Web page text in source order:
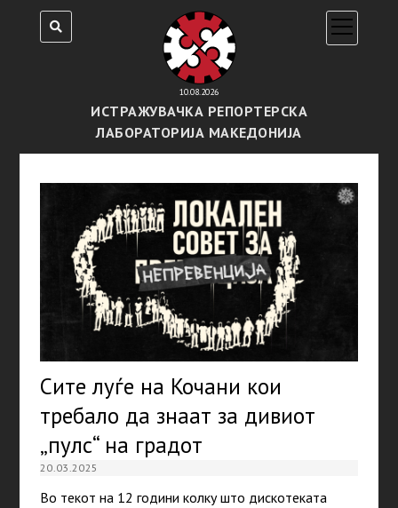
10.08.2026
ИСТРАЖУВАЧКА РЕПОРТЕРСКА
ЛАБОРАТОРИЈА МАКЕДОНИЈА
open
menu
Сите луѓе на Кочани кои
требало да знаат за дивиот
„пулс“ на градот
20.03.2025
Во текот на 12 години колку што дискотеката